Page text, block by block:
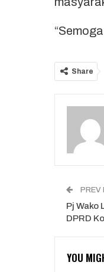
Share
PREV
Pj Wako
DPRD
YOU